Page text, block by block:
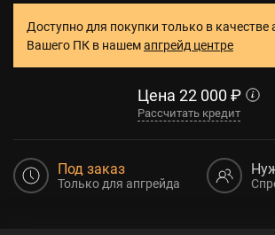
Доступно для покупки только в качестве
Вашего ПК в нашемапгрейд центре
Цена 22 000 ₽
Рассчитать кредит
Под заказ
Только для апгрейда